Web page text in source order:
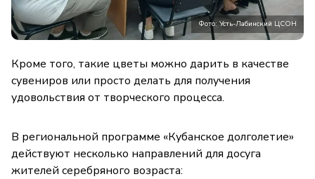
Фото: Усть-Лабинский ЦСОН
Кроме того, такие цветы можно дарить в качестве
сувениров или просто делать для получения
удовольствия от творческого процесса.
В региональной программе «Кубанское долголетие»
действуют несколько направлений для досуга
жителей серебряного возраста: